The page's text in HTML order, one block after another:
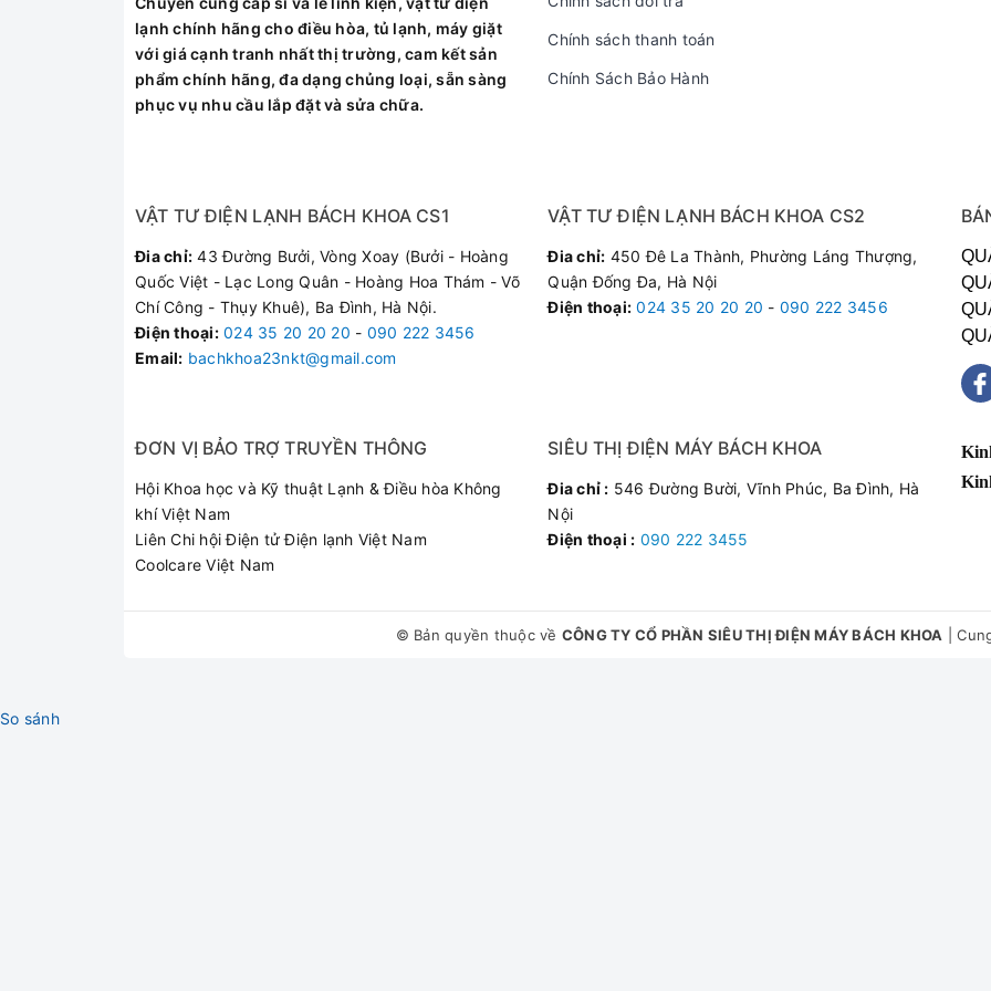
Đặc biệt, máy có chế độ khóa an toàn giúp tự động khóa các phím chức năng khi có sự va chạm tác động bên
lạnh chính hãng cho điều hòa, tủ lạnh, máy giặt
với giá cạnh tranh nhất thị trường, cam kết sản
phẩm chính hãng, đa dạng chủng loại, sẵn sàng
phục vụ nhu cầu lắp đặt và sửa chữa.
Chính sách thanh toán
Chính Sách Bảo Hành
VẬT TƯ ĐIỆN LẠNH BÁCH KHOA CS1
Đia chỉ: 43 Đường Bưởi, Vòng Xoay (Bưởi - Hoàng
Quốc Việt - Lạc Long Quân - Hoàng Hoa Thám - Võ
Chí Công - Thụy Khuê), Ba Đình, Hà Nội.
Điện thoại: 024 35 20 20 20 - 090 222 3456
Email: bachkhoa23nkt@gmail.com
VẬT TƯ ĐIỆN LẠNH BÁCH KHOA CS2
Đia chỉ: 450 Đê La Thành, Phường Láng Thượng,
Quận Đống Đa, Hà Nội
Điện thoại: 024 35 20 20 20 - 090 222 3456
ĐƠN VỊ BẢO TRỢ TRUYỀN THÔNG
Hội Khoa học và Kỹ thuật Lạnh & Điều hòa Không
khí Việt Nam
Liên Chi hội Điện tử Điện lạnh Việt Nam
Coolcare Việt Nam
SIÊU THỊ ĐIỆN MÁY BÁCH KHOA
Đia chỉ : 546 Đường Bười, Vĩnh Phúc, Ba Đình, Hà
Nội
Điện thoại : 090 222 3455
© Bản quyền thuộc về CÔNG TY CỔ PHẦN SIÊU THỊ ĐIỆN MÁY BÁCH KHOA
So sánh